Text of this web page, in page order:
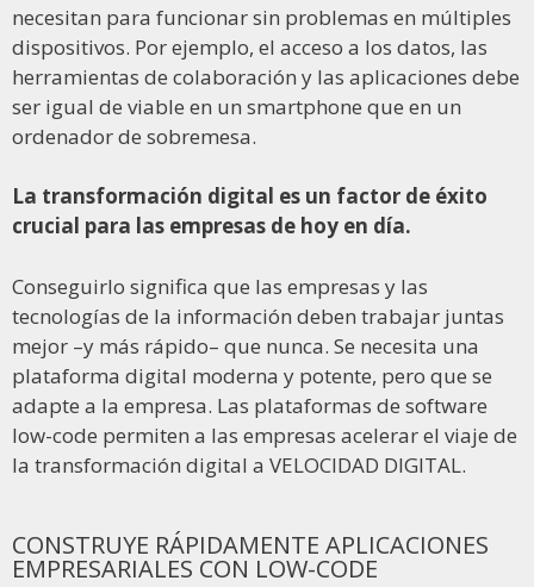
necesitan para funcionar sin problemas en múltiples
dispositivos. Por ejemplo, el acceso a los datos, las
herramientas de colaboración y las aplicaciones debe
ser igual de viable en un smartphone que en un
ordenador de sobremesa.
La transformación digital es un factor de éxito
crucial para las empresas de hoy en día.
Conseguirlo significa que las empresas y las
tecnologías de la información deben trabajar juntas
mejor –y más rápido– que nunca. Se necesita una
plataforma digital moderna y potente, pero que se
adapte a la empresa. Las plataformas de software
low-code permiten a las empresas acelerar el viaje de
la transformación digital a VELOCIDAD DIGITAL.
CONSTRUYE RÁPIDAMENTE APLICACIONES
EMPRESARIALES CON LOW-CODE